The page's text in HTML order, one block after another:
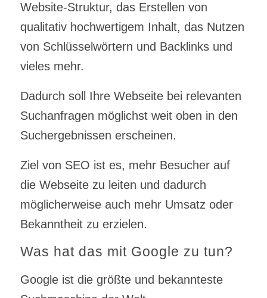
Website-Struktur, das Erstellen von
qualitativ hochwertigem Inhalt, das Nutzen
von Schlüsselwörtern und Backlinks und
vieles mehr.
Dadurch soll Ihre Webseite bei relevanten
Suchanfragen möglichst weit oben in den
Suchergebnissen erscheinen.
Ziel von SEO ist es, mehr Besucher auf
die Webseite zu leiten und dadurch
möglicherweise auch mehr Umsatz oder
Bekanntheit zu erzielen.
Was hat das mit Google zu tun?
Google ist die größte und bekannteste